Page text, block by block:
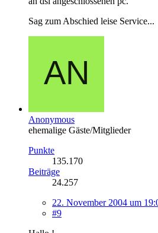
Sag zum Abschied leise Service...
Anonymous
ehemalige Gäste/Mitglieder
Punkte
135.170
Beiträge
24.257
22. November 2004 um
#9